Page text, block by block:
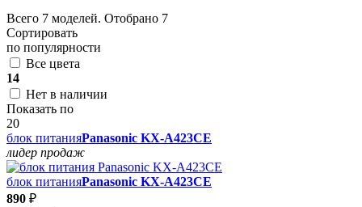
Всего 7 моделей. Отобрано 7
Сортировать
по популярности
Все цвета
14
Нет в наличии
Показать по
20
блок питанияPanasonic KX-A423CE
лидер продаж
блок питанияPanasonic KX-A423CE
890 ₽